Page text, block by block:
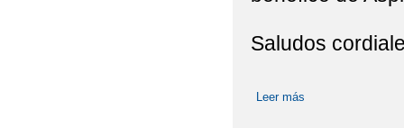
Saludos
Leer más